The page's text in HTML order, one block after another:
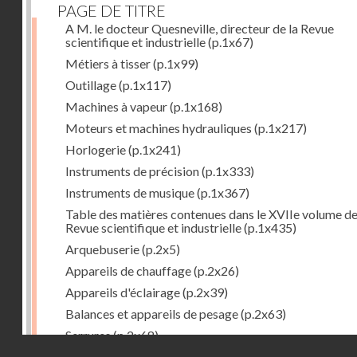
PAGE DE TITRE
A M. le docteur Quesneville, directeur de la Revue
scientifique et industrielle(p.1x67)
Métiers à tisser(p.1x99)
Outillage(p.1x117)
Machines à vapeur(p.1x168)
Moteurs et machines hydrauliques (p.1x217)
Horlogerie(p.1x241)
Instruments de précision(p.1x333)
Instruments de musique(p.1x367)
Table des matières contenues dans le XVIIe volume
Revue scientifique et industrielle(p.1x435)
Arquebuserie(p.2x5)
Appareils de chauffage(p.2x26)
Appareils d'éclairage(p.2x39)
Balances et appareils de pesage(p.2x63)
Serrures(p.2x68)